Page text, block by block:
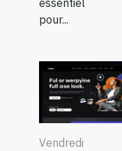
essentiel
pour...
Vendredi